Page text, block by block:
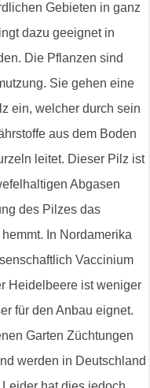
Gebieten in ganz
dazu geeignet in
Die Pflanzen sind
Sie gehen eine
ein, welcher durch sein
aus dem Boden
leitet. Dieser Pilz ist
Abgasen
des Pilzes das
In Nordamerika
Vaccinium
Heidelbeere ist weniger
für den Anbau eignet.
Garten Züchtungen
werden in Deutschland